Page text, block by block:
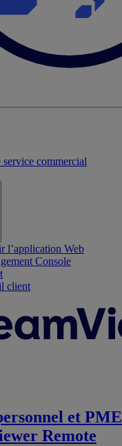
service commercial
l’application Web
Console
client
et PME
Remote